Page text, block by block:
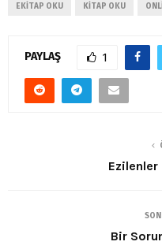
EKITAP OKU KITAP OKU
PAYLAŞ 1
Bir